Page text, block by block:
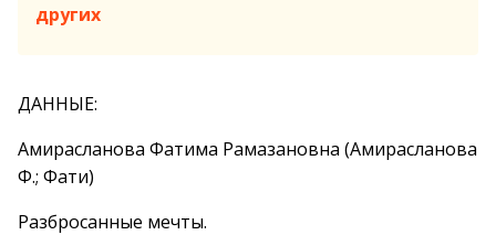
других
ДАННЫЕ:
Амирасланова Фатима Рамазановна (Амирасланова
Ф.; Фати)
Разбросанные мечты.